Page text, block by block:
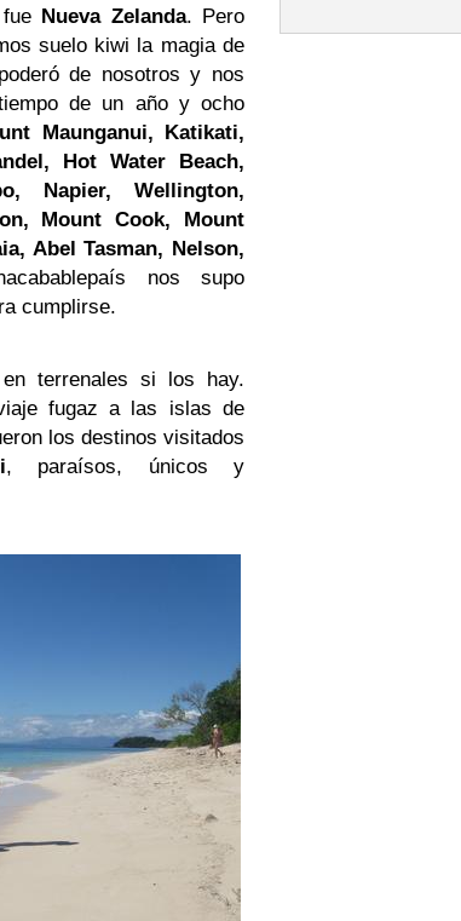
Nueva Zelanda. Pero
suelo kiwi la magia de
de nosotros y nos
de un año y ocho
Maunganui, Katikati,
Hot Water Beach,
Napier, Wellington,
Mount Cook, Mount
Abel Tasman, Nelson,
nos supo
cumplirse.
terrenales si los hay.
fugaz a las islas de
los destinos visitados
, paraísos, únicos y